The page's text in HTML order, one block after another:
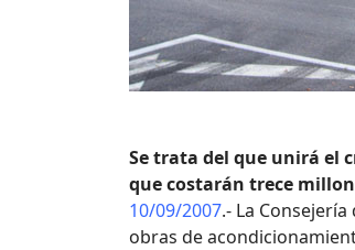
Se trata del que unirá el
que costarán trece
10/09/2007.- La
obras de